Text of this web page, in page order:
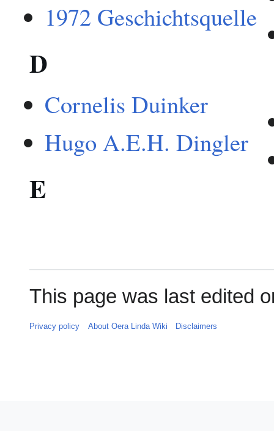
1972 Geschichtsquelle
D
Cornelis Duinker
Hugo A.E.H. Dingler
E
This page was last edited
Privacy policy About Oera Linda Wiki Disclaimers